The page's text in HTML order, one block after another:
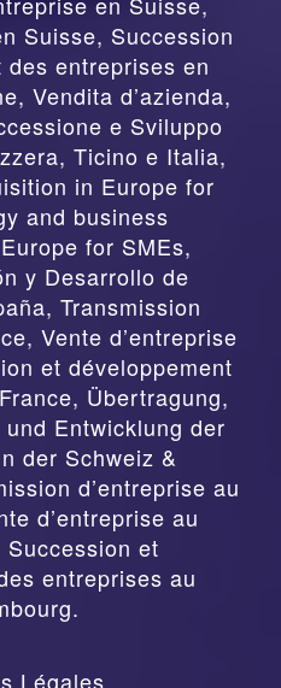
Suisse, Succession
entreprises en
Vendita d’azienda,
e Sviluppo
Ticino e Italia,
in Europe for
and business
for SMEs,
y Desarrollo de
,Transmission
Vente d’entreprise
et développement
, Übertragung,
Entwicklung der
der Schweiz &
d’entreprise au
d’entreprise au
Succession et
entreprises au
Légales